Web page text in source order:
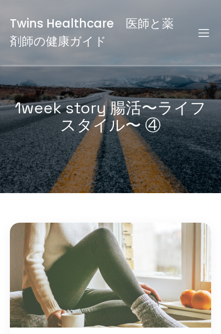
Twins Healthcare 医師と薬
剤師の健康ガイド
1week story 腸活〜ライフ
スタイル〜 ④